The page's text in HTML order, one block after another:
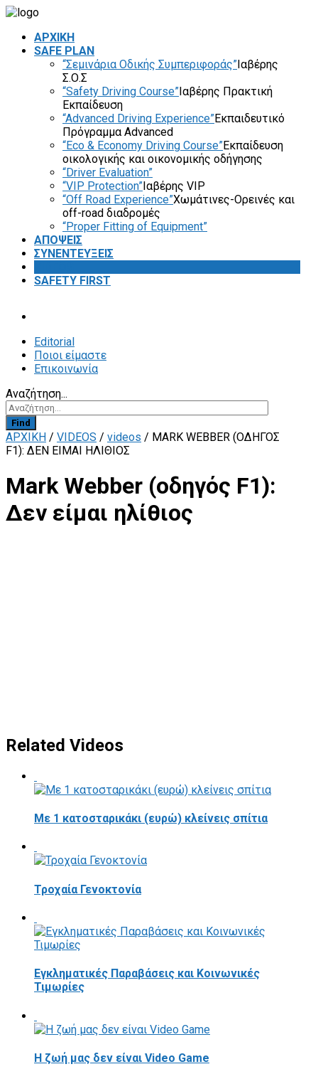
ΑΡΧΙΚΗ
SAFE PLAN
“Σεμινάρια Οδικής Συμπεριφοράς”Ιαβέρης
Σ.Ο.Σ
“Safety Driving Course”Ιαβέρης Πρακτική
Εκπαίδευση
“Advanced Driving Experience”Εκπαιδευτικό
Πρόγραμμα Advanced
“Eco & Economy Driving Course”Εκπαίδευση
οικολογικής και οικονομικής οδήγησης
“Driver Evaluation”
“VIP Protection”Ιαβέρης VIP
“Off Road Experience”Χωμάτινες-Ορεινές και
off-road διαδρομές
“Proper Fitting of Equipment”
ΑΠΟΨΕΙΣ
ΣΥΝΕΝΤΕΥΞΕΙΣ
SAFETY FIRST
Editorial
Ποιοι είμαστε
Επικοινωνία
Αναζήτηση...
Find
ΑΡΧΙΚΗ / VIDEOS / videos / MARK WEBBER (ΟΔΗΓΌΣ
F1): ΔΕΝ ΕΊΜΑΙ ΗΛΊΘΙΟΣ
Mark Webber (οδηγός F1):
Δεν είμαι ηλίθιος
Related Videos
Με 1 κατοσταρικάκι (ευρώ) κλείνεις σπίτια
Τροχαία Γενοκτονία
Εγκληματικές Παραβάσεις και Κοινωνικές
Τιμωρίες
Η ζωή μας δεν είναι Video Game